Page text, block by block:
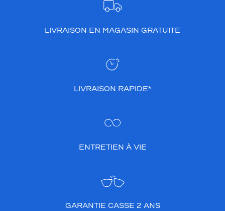
LIVRAISON EN MAGASIN GRATUITE
LIVRAISON RAPIDE*
ENTRETIEN À VIE
GARANTIE CASSE 2 ANS